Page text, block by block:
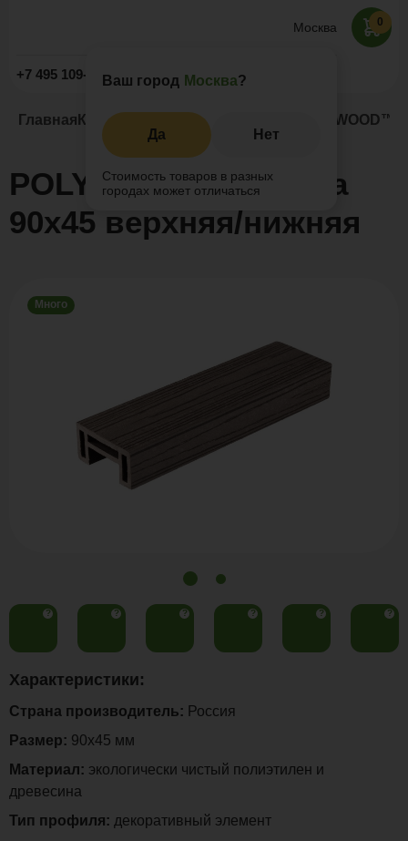
Москва
Ваш город Москва?
Да Нет
Стоимость товаров в разных
городах может отличаться
+7 495 109-52-09 Заказать звонок
0
Главная Каталог Заборы и ограждения POLYWOOD™
POLYWOOD™ перила
90х45 верхняя/нижняя
Много
? ? ? ? ? ?
Характеристики:
Страна производитель: Россия
Размер: 90х45 мм
Материал: экологически чистый полиэтилен и
древесина
Тип профиля: декоративный элемент